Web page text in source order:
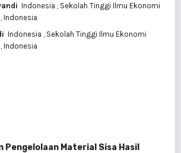
Indonesia
, Sekolah Tinggi Ilmu Ekonomi
Indonesia
Indonesia
, Sekolah Tinggi Ilmu Ekonomi
Indonesia
Pengelolaan Material Sisa Hasil